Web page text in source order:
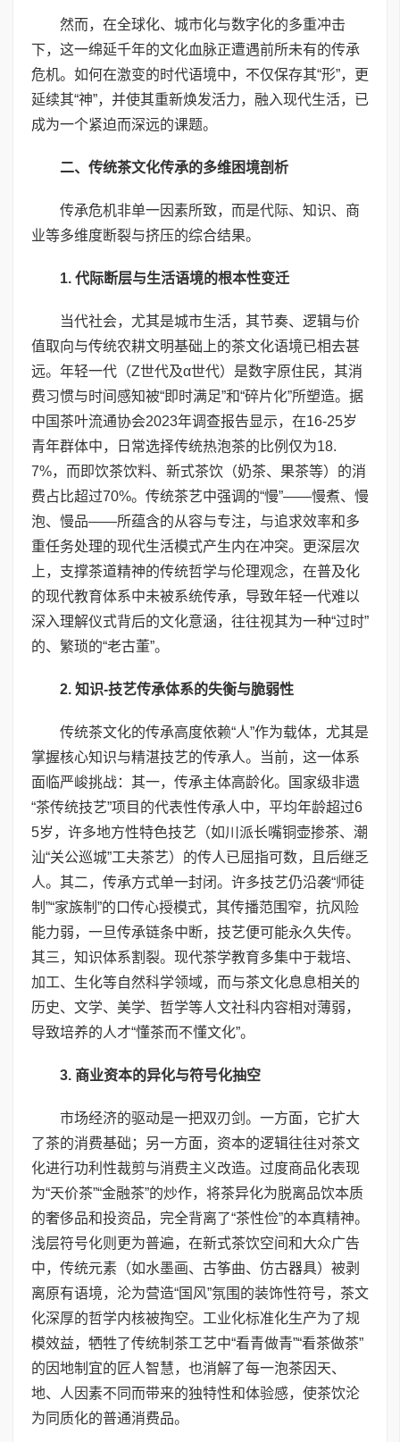
然而，在全球化、城市化与数字化的多重冲击
下，这一绵延千年的文化血脉正遭遇前所未有的传承
危机。如何在激变的时代语境中，不仅保存其“形”，更
延续其“神”，并使其重新焕发活力，融入现代生活，已
成为一个紧迫而深远的课题。
二、传统茶文化传承的多维困境剖析
传承危机非单一因素所致，而是代际、知识、商
业等多维度断裂与挤压的综合结果。
1. 代际断层与生活语境的根本性变迁
当代社会，尤其是城市生活，其节奏、逻辑与价
值取向与传统农耕文明基础上的茶文化语境已相去甚
远。年轻一代（Z世代及α世代）是数字原住民，其消
费习惯与时间感知被“即时满足”和“碎片化”所塑造。据
中国茶叶流通协会2023年调查报告显示，在16-25岁
青年群体中，日常选择传统热泡茶的比例仅为18.
7%，而即饮茶饮料、新式茶饮（奶茶、果茶等）的消
费占比超过70%。传统茶艺中强调的“慢”——慢煮、慢
泡、慢品——所蕴含的从容与专注，与追求效率和多
重任务处理的现代生活模式产生内在冲突。更深层次
上，支撑茶道精神的传统哲学与伦理观念，在普及化
的现代教育体系中未被系统传承，导致年轻一代难以
深入理解仪式背后的文化意涵，往往视其为一种“过时”
的、繁琐的“老古董”。
2. 知识-技艺传承体系的失衡与脆弱性
传统茶文化的传承高度依赖“人”作为载体，尤其是
掌握核心知识与精湛技艺的传承人。当前，这一体系
面临严峻挑战：其一，传承主体高龄化。国家级非遗
“茶传统技艺”项目的代表性传承人中，平均年龄超过6
5岁，许多地方性特色技艺（如川派长嘴铜壶掺茶、潮
汕“关公巡城”工夫茶艺）的传人已屈指可数，且后继乏
人。其二，传承方式单一封闭。许多技艺仍沿袭“师徒
制”“家族制”的口传心授模式，其传播范围窄，抗风险
能力弱，一旦传承链条中断，技艺便可能永久失传。
其三，知识体系割裂。现代茶学教育多集中于栽培、
加工、生化等自然科学领域，而与茶文化息息相关的
历史、文学、美学、哲学等人文社科内容相对薄弱，
导致培养的人才“懂茶而不懂文化”。
3. 商业资本的异化与符号化抽空
市场经济的驱动是一把双刃剑。一方面，它扩大
了茶的消费基础；另一方面，资本的逻辑往往对茶文
化进行功利性裁剪与消费主义改造。过度商品化表现
为“天价茶”“金融茶”的炒作，将茶异化为脱离品饮本质
的奢侈品和投资品，完全背离了“茶性俭”的本真精神。
浅层符号化则更为普遍，在新式茶饮空间和大众广告
中，传统元素（如水墨画、古筝曲、仿古器具）被剥
离原有语境，沦为营造“国风”氛围的装饰性符号，茶文
化深厚的哲学内核被掏空。工业化标准化生产为了规
模效益，牺牲了传统制茶工艺中“看青做青”“看茶做茶”
的因地制宜的匠人智慧，也消解了每一泡茶因天、
地、人因素不同而带来的独特性和体验感，使茶饮沦
为同质化的普通消费品。